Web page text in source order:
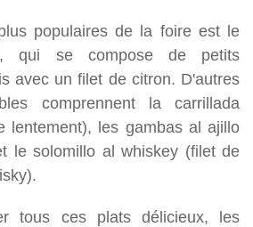
populaires de la foire est le
, qui se compose de petits
avec un filet de citron. D'autres
comprennent la carrillada
lentement), les gambas al ajillo
le solomillo al whiskey (filet de
tous ces plats délicieux, les